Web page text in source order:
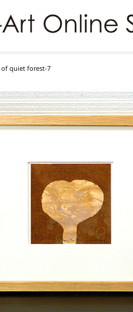
ンショップ
quiet forest-7